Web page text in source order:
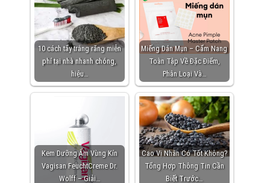
10 cách tẩy trắng răng miễn
phí tại nhà nhanh chóng,
hiệu…
Miếng Dán Mụn – Cẩm Nang
Toàn Tập Về Đặc Điểm,
Phân Loại Và…
Kem Dưỡng Ẩm Vùng Kín
Vagisan FeuchtCreme Dr.
Wolff – Giải…
Cao Vị Nhân Có Tốt Không?
Tổng Hợp Thông Tin Cần
Biết Trước…